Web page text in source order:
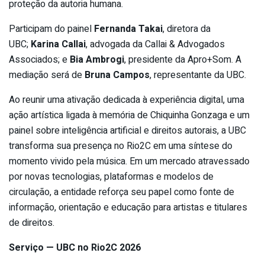
proteção da autoria humana.
Participam do painel Fernanda Takai, diretora da
UBC; Karina Callai, advogada da Callai & Advogados
Associados; e Bia Ambrogi, presidente da Apro+Som. A
mediação será de Bruna Campos, representante da UBC.
Ao reunir uma ativação dedicada à experiência digital, uma
ação artística ligada à memória de Chiquinha Gonzaga e um
painel sobre inteligência artificial e direitos autorais, a UBC
transforma sua presença no Rio2C em uma síntese do
momento vivido pela música. Em um mercado atravessado
por novas tecnologias, plataformas e modelos de
circulação, a entidade reforça seu papel como fonte de
informação, orientação e educação para artistas e titulares
de direitos.
Serviço — UBC no Rio2C 2026